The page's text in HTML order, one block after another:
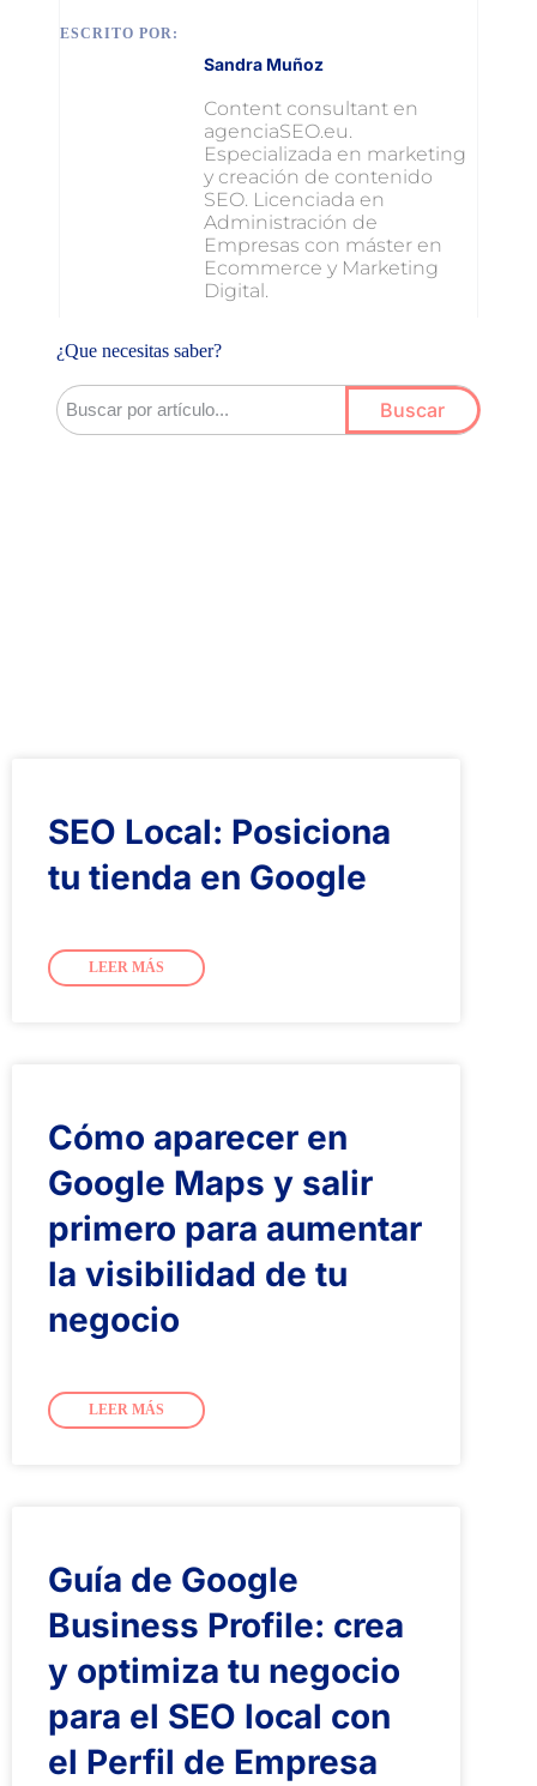
ESCRITO POR:
Sandra Muñoz
Content consultant en
agenciaSEO.eu.
Especializada en marketing
y creación de contenido
SEO. Licenciada en
Administración de
Empresas con máster en
Ecommerce y Marketing
Digital.
¿Que necesitas saber?
Buscar
SEO Local: Posiciona
tu tienda en Google
LEER MÁS
Cómo aparecer en
Google Maps y salir
primero para aumentar
la visibilidad de tu
negocio
LEER MÁS
Guía de Google
Business Profile: crea
y optimiza tu negocio
para el SEO local con
el Perfil de Empresa